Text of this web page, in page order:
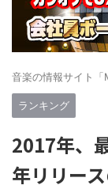
音楽の情報サイト
ランキング
2017年、
年リリー